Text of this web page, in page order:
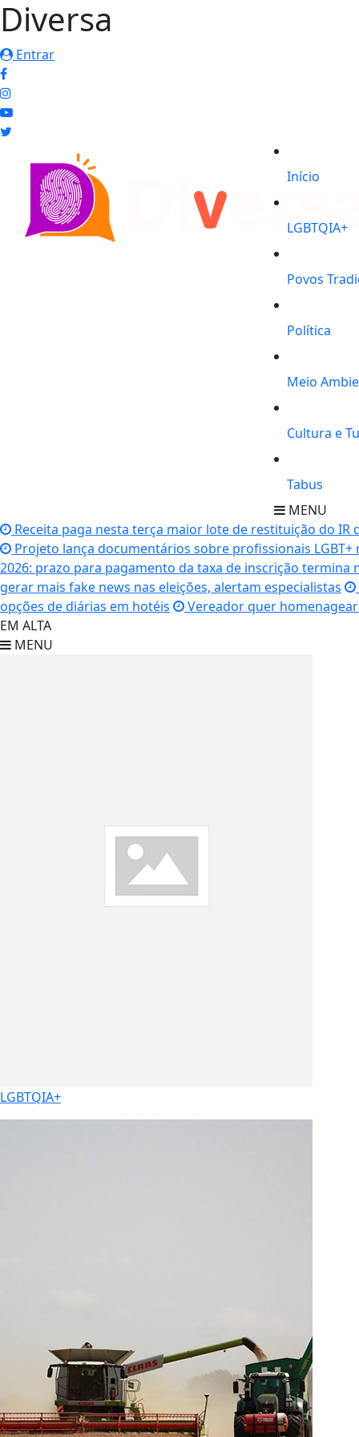
Diversa
Entrar
Início
LGBTQIA+
Povos
Política
Meio
Cultura e
Tabus
MENU
Receita paga nesta terça maior lote de restituição do IR
Projeto lança documentários sobre profissionais LGBT+
2026: prazo para pagamento da taxa de inscrição termina
gerar mais fake news nas eleições, alertam especialistas
opções de diárias em hotéis
Vereador quer
EM ALTA
MENU
LGBTQIA+